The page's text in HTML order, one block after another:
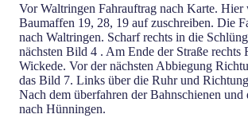
Vor Waltringen Fahrauftrag nach Karte. Hier
Baumaffen 19, 28, 19 auf zuschreiben. Die
nach Waltringen. Scharf rechts in die
nächsten Bild 4 . Am Ende der Straße rechts
Wickede. Vor der nächsten Abbiegung
das Bild 7. Links über die Ruhr und
Nach dem überfahren der Bahnschienen und
nach Hünningen.